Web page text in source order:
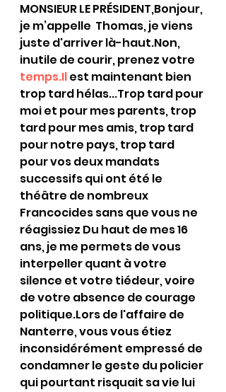
MONSIEUR LE PRÉSIDENT,Bonjour,
je m’appelle Thomas, je viens
juste d'arriver là-haut.Non,
inutile de courir, prenez votre
temps.Il est maintenant bien
trop tard hélas...Trop tard pour
moi et pour mes parents, trop
tard pour mes amis, trop tard
pour notre pays, trop tard
pour vos deux mandats
successifs qui ont été le
théâtre de nombreux
Francocides sans que vous ne
réagissiez Du haut de mes 16
ans, je me permets de vous
interpeller quant à votre
silence et votre tiédeur, voire
de votre absence de courage
politique.Lors de l'affaire de
Nanterre, vous vous étiez
inconsidérément empressé de
condamner le geste du policier
qui pourtant risquait sa vie lui